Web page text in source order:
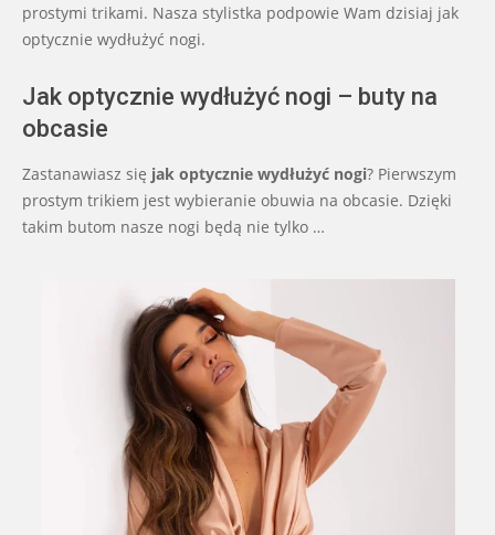
prostymi trikami. Nasza stylistka podpowie Wam dzisiaj jak
optycznie wydłużyć nogi.
Jak optycznie wydłużyć nogi – buty na
obcasie
Zastanawiasz się jak optycznie wydłużyć nogi? Pierwszym
prostym trikiem jest wybieranie obuwia na obcasie. Dzięki
takim butom nasze nogi będą nie tylko …